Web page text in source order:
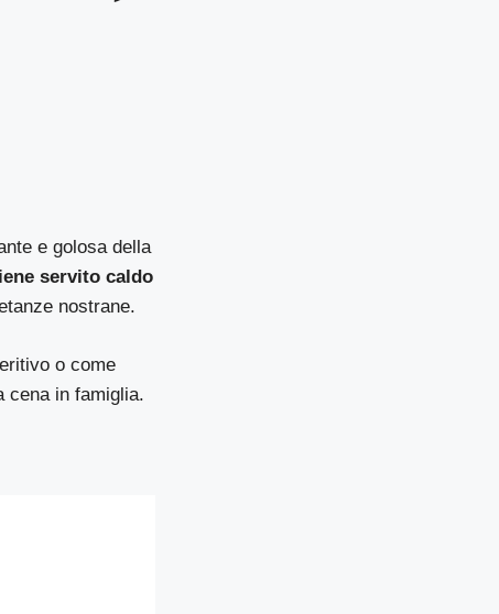
e golosa della
servito caldo
nostrane.
o come
cena in famiglia.